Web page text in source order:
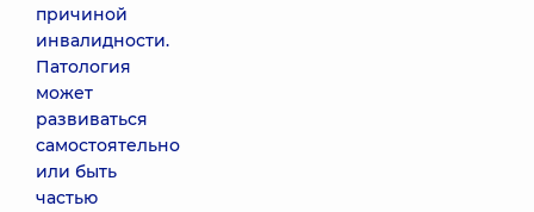
причиной
инвалидности.
Патология
может
развиваться
самостоятельно
или быть
частью